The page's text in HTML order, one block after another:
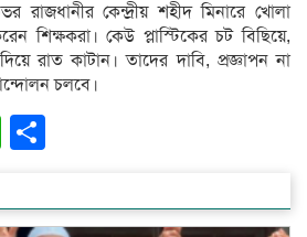
রাজধানীর কেন্দ্রীয় শহীদ মিনারে খোলা
শিক্ষকরা। কেউ প্লাস্টিকের চট বিছিয়ে,
রাত কাটান। তাদের দাবি, প্রজ্ঞাপন না
চলবে।
WhatsApp